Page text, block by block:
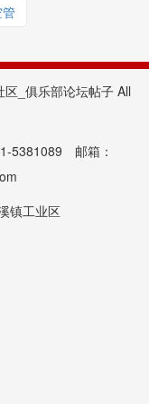
部论坛帖子 All
邮箱：
镇工业区